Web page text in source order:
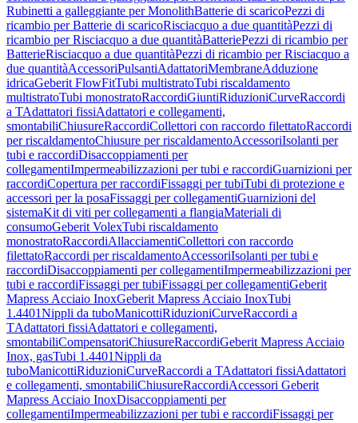
Rubinetti a galleggiante per MonolithBatterie di scaricoPezzi di
ricambio per Batterie di scaricoRisciacquo a due quantitàPezzi di
ricambio per Risciacquo a due quantitàBatteriePezzi di ricambio per
BatterieRisciacquo a due quantitàPezzi di ricambio per Risciacquo a
due quantitàAccessoriPulsantiAdattatoriMembraneAdduzione
idricaGeberit FlowFitTubi multistratoTubi riscaldamento
multistratoTubi monostratoRaccordiGiuntiRiduzioniCurveRaccordi
a TAdattatori fissiAdattatori e collegamenti,
smontabiliChiusureRaccordiCollettori con raccordo filettatoRaccordi
per riscaldamentoChiusure per riscaldamentoAccessoriIsolanti per
tubi e raccordiDisaccoppiamenti per
collegamentiImpermeabilizzazioni per tubi e raccordiGuarnizioni per
raccordiCopertura per raccordiFissaggi per tubiTubi di protezione e
accessori per la posaFissaggi per collegamentiGuarnizioni del
sistemaKit di viti per collegamenti a flangiaMateriali di
consumoGeberit VolexTubi riscaldamento
monostratoRaccordiAllacciamentiCollettori con raccordo
filettatoRaccordi per riscaldamentoAccessoriIsolanti per tubi e
raccordiDisaccoppiamenti per collegamentiImpermeabilizzazioni per
tubi e raccordiFissaggi per tubiFissaggi per collegamentiGeberit
Mapress Acciaio InoxGeberit Mapress Acciaio InoxTubi
1.4401Nippli da tuboManicottiRiduzioniCurveRaccordi a
TAdattatori fissiAdattatori e collegamenti,
smontabiliCompensatoriChiusureRaccordiGeberit Mapress Acciaio
Inox, gasTubi 1.4401Nippli da
tuboManicottiRiduzioniCurveRaccordi a TAdattatori fissiAdattatori
e collegamenti, smontabiliChiusureRaccordiAccessori Geberit
Mapress Acciaio InoxDisaccoppiamenti per
collegamentiImpermeabilizzazioni per tubi e raccordiFissaggi per